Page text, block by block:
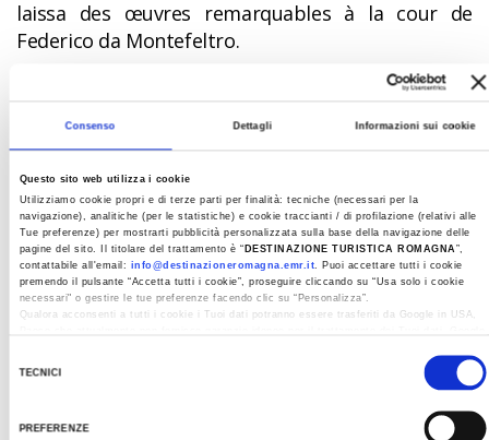
Consenso Dettagli Informazioni sui cookie
Questo sito web utilizza i cookie
Utilizziamo cookie propri e di terze parti per finalità: tecniche (necessari per la
navigazione), analitiche (per le statistiche) e cookie traccianti / di profilazione (relativi alle
Tue preferenze) per mostrarti pubblicità personalizzata sulla base della navigazione delle
pagine del sito. Il titolare del trattamento è “ DESTINAZIONE TURISTICA ROMAGNA”,
contattabile all'email: info@destinazioneromagna.emr.it. Puoi accettare tutti i cookie
premendo il pulsante “Accetta tutti i cookie”, proseguire cliccando su “Usa solo i cookie
necessari" o gestire le tue preferenze facendo clic su “Personalizza”.
Qualora acconsenti a tutti i cookie i Tuoi dati potranno essere trasferiti da Google in USA,
TECNICI
PREFERENZE
laissa des œuvres remarquables à la cour de
Federico da Montefeltro.
Enfin, en traversant les paysages presque
irréels du Mont Altavelio, nous revenons à
notre point de départ : la ville millénaire